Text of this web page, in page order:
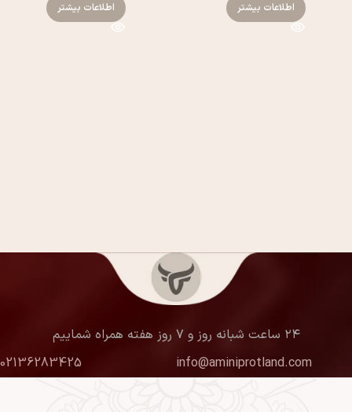
اطلاعات بیشتر اطلاعات بیشتر
۲۴ ساعت شبانه روز و ۷ روز هفته همراه شماییم
info@aminiprotland.com
02136283425